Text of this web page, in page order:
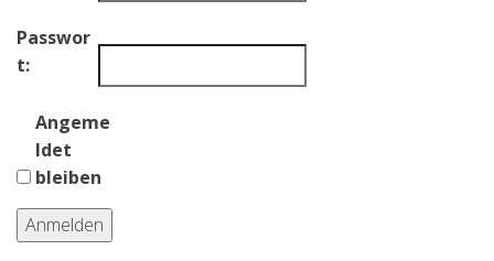
Passwor
t:
Angeme
ldet
bleiben
Anmelden